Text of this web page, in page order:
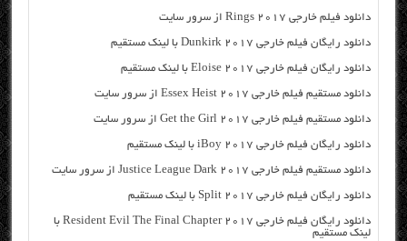
دانلود فیلم خارجی Rings 2017 از سرور سایت
دانلود رایگان فیلم خارجی Dunkirk 2017 با لینک مستقیم
دانلود رایگان فیلم خارجی Eloise 2017 با لینک مستقیم
دانلود مستقیم فیلم خارجی Essex Heist 2017 از سرور سایت
دانلود مستقیم فیلم خارجی Get the Girl 2017 از سرور سایت
دانلود رایگان فیلم خارجی iBoy 2017 با لینک مستقیم
دانلود مستقیم فیلم خارجی Justice League Dark 2017 از سرور سایت
دانلود رایگان فیلم خارجی Split 2017 با لینک مستقیم
دانلود رایگان فیلم خارجی Resident Evil The Final Chapter 2017 با
لینک مستقیم